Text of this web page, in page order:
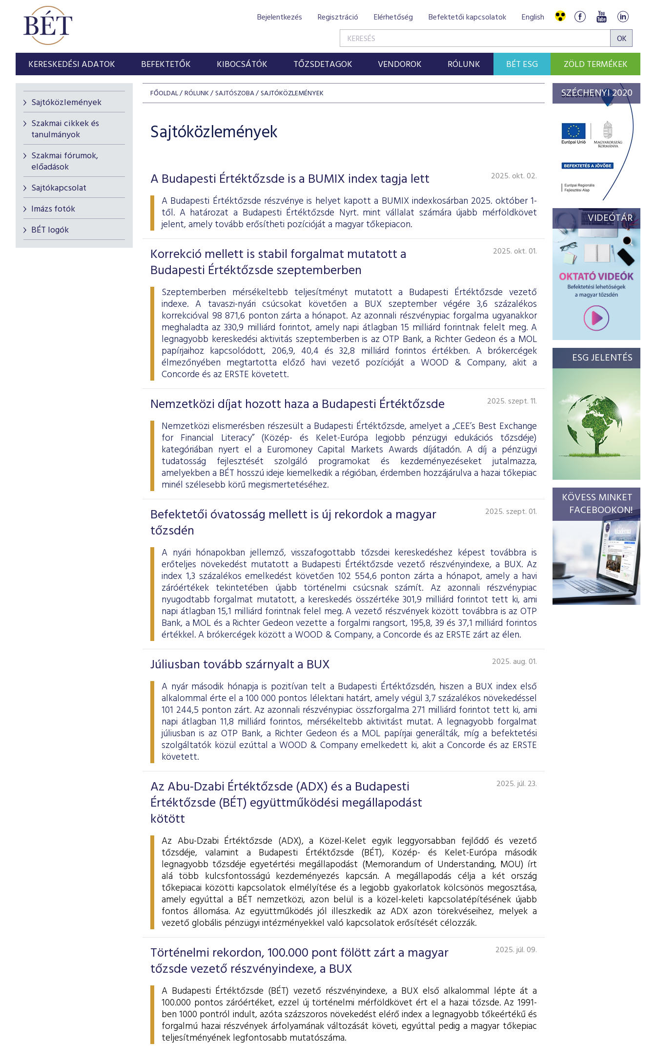
Bejelentkezés Regisztráció Elérhetőség Befektetői kapcsolatok English
KERESKEDÉSI ADATOK BEFEKTETŐK KIBOCSÁTÓK TŐZSDETAGOK VENDOROK RÓLUNK BÉT ESG ZÖLD TERMÉKEK
Sajtóközlemények
Szakmai cikkek és
tanulmányok
Szakmai fórumok,
előadások
Sajtókapcsolat
Imázs fotók
BÉT logók
FŐOLDAL RÓLUNK SAJTÓSZOBA SAJTÓKÖZLEMÉNYEK
Sajtóközlemények
A Budapesti Értéktőzsde is a BUMIX index tagja lett 2025. okt. 02.
A Budapesti Értéktőzsde részvénye is helyet kapott a BUMIX indexkosárban 2025. október 1-
től. A határozat a Budapesti Értéktőzsde Nyrt. mint vállalat számára újabb mérföldkövet
jelent, amely tovább erősítheti pozícióját a magyar tőkepiacon.
Korrekció mellett is stabil forgalmat mutatott a
Budapesti Értéktőzsde szeptemberben
2025. okt. 01.
Szeptemberben mérsékeltebb teljesítményt mutatott a Budapesti Értéktőzsde vezető
indexe. A tavaszi-nyári csúcsokat követően a BUX szeptember végére 3,6 százalékos
korrekcióval 98 871,6 ponton zárta a hónapot. Az azonnali részvénypiac forgalma ugyanakkor
meghaladta az 330,9 milliárd forintot, amely napi átlagban 15 milliárd forintnak felelt meg. A
legnagyobb kereskedési aktivitás szeptemberben is az OTP Bank, a Richter Gedeon és a MOL
papírjaihoz kapcsolódott, 206,9, 40,4 és 32,8 milliárd forintos értékben. A brókercégek
élmezőnyében megtartotta előző havi vezető pozícióját a WOOD & Company, akit a
Concorde és az ERSTE követett.
Nemzetközi díjat hozott haza a Budapesti Értéktőzsde 2025. szept. 11.
Nemzetközi elismerésben részesült a Budapesti Értéktőzsde, amelyet a „CEE’s Best Exchange
for Financial Literacy” (Közép- és Kelet-Európa legjobb pénzügyi edukációs tőzsdéje)
kategóriában nyert el a Euromoney Capital Markets Awards díjátadón. A díj a pénzügyi
tudatosság fejlesztését szolgáló programokat és kezdeményezéseket jutalmazza,
amelyekben a BÉT hosszú ideje kiemelkedik a régióban, érdemben hozzájárulva a hazai tőkepiac
minél szélesebb körű megismertetéséhez.
Befektetői óvatosság mellett is új rekordok a magyar
tőzsdén
2025. szept. 01.
A nyári hónapokban jellemző, visszafogottabb tőzsdei kereskedéshez képest továbbra is
erőteljes növekedést mutatott a Budapesti Értéktőzsde vezető részvényindexe, a BUX. Az
index 1,3 százalékos emelkedést követően 102 554,6 ponton zárta a hónapot, amely a havi
záróértékek tekintetében újabb történelmi csúcsnak számít. Az azonnali részvénypiac
nyugodtabb forgalmat mutatott, a kereskedés összértéke 301,9 milliárd forintot tett ki, ami
napi átlagban 15,1 milliárd forintnak felel meg. A vezető részvények között továbbra is az OTP
Bank, a MOL és a Richter Gedeon vezette a forgalmi rangsort, 195,8, 39 és 37,1 milliárd forintos
értékkel. A brókercégek között a WOOD & Company, a Concorde és az ERSTE zárt az élen.
Júliusban tovább szárnyalt a BUX 2025. aug. 01.
A nyár második hónapja is pozitívan telt a Budapesti Értéktőzsdén, hiszen a BUX index első
alkalommal érte el a 100 000 pontos lélektani határt, amely végül 3,7 százalékos növekedéssel
101 244,5 ponton zárt. Az azonnali részvénypiac összforgalma 271 milliárd forintot tett ki, ami
napi átlagban 11,8 milliárd forintos, mérsékeltebb aktivitást mutat. A legnagyobb forgalmat
júliusban is az OTP Bank, a Richter Gedeon és a MOL papírjai generálták, míg a befektetési
szolgáltatók közül ezúttal a WOOD & Company emelkedett ki, akit a Concorde és az ERSTE
követett.
Az Abu-Dzabi Értéktőzsde (ADX) és a Budapesti
Értéktőzsde (BÉT) együttműködési megállapodást
kötött
2025. júl. 23.
Az Abu-Dzabi Értéktőzsde (ADX), a Közel-Kelet egyik leggyorsabban fejlődő és vezető
tőzsdéje, valamint a Budapesti Értéktőzsde (BÉT), Közép- és Kelet-Európa második
legnagyobb tőzsdéje egyetértési megállapodást (Memorandum of Understanding, MOU) írt
alá több kulcsfontosságú kezdeményezés kapcsán. A megállapodás célja a két ország
tőkepiacai közötti kapcsolatok elmélyítése és a legjobb gyakorlatok kölcsönös megosztása,
amely egyúttal a BÉT nemzetközi, azon belül is a közel-keleti kapcsolatépítésének újabb
fontos állomása. Az együttműködés jól illeszkedik az ADX azon törekvéseihez, melyek a
vezető globális pénzügyi intézményekkel való kapcsolatok erősítését célozzák.
Történelmi rekordon, 100.000 pont fölött zárt a magyar
tőzsde vezető részvényindexe, a BUX
2025. júl. 09.
A Budapesti Értéktőzsde (BÉT) vezető részvényindexe, a BUX első alkalommal lépte át a
100.000 pontos záróértéket, ezzel új történelmi mérföldkövet ért el a hazai tőzsde. Az 1991-
ben 1000 pontról indult, azóta százszoros növekedést elérő index a legnagyobb tőkeértékű és
forgalmú hazai részvények árfolyamának változását követi, egyúttal pedig a magyar tőkepiac
teljesítményének legfontosabb mutatószáma.
SZÉCHENYI 2020
VIDEÓTÁR
ESG JELENTÉS
KÖVESS MINKET
FACEBOOKON!